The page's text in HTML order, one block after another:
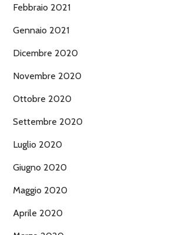
Febbraio 2021
Gennaio 2021
Dicembre 2020
Novembre 2020
Ottobre 2020
Settembre 2020
Luglio 2020
Giugno 2020
Maggio 2020
Aprile 2020